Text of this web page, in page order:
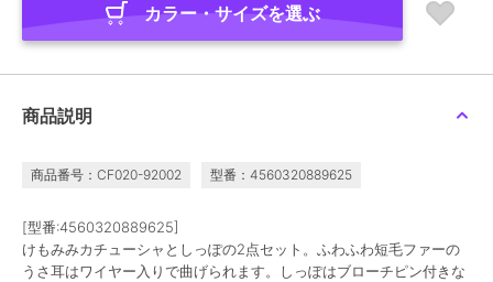
カラー・サイズを選ぶ
商品説明
商品番号：CF020-92002 型番：4560320889625
[型番:4560320889625]
けもみみカチューシャとしっぽの2点セット。ふわふわ短毛ファーの
うさ耳はワイヤー入りで曲げられます。しっぽはブローチピン付きな